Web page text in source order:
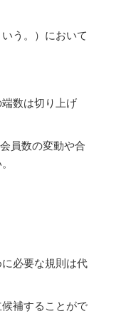
う。）において
数は切り上げ
員数の変動や合
必要な規則は代
補することがで